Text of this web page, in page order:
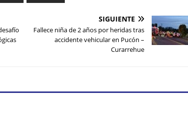
SIGUIENTE
Fallece niña de 2 años por heridas tras
accidente vehicular en Pucón –
Curarrehue